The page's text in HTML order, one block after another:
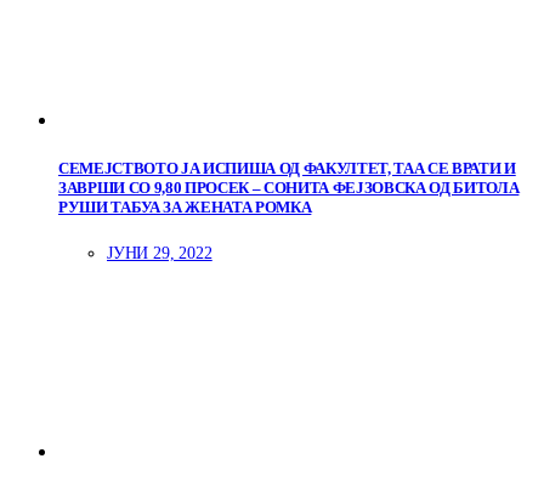
СЕМЕЈСТВОТО ЈА ИСПИША ОД ФАКУЛТЕТ, ТАА СЕ ВРАТИ И
ЗАВРШИ СО 9,80 ПРОСЕК – СОНИТА ФЕЈЗОВСКА ОД БИТОЛА
РУШИ ТАБУА ЗА ЖЕНАТА РОМКА
ЈУНИ 29, 2022